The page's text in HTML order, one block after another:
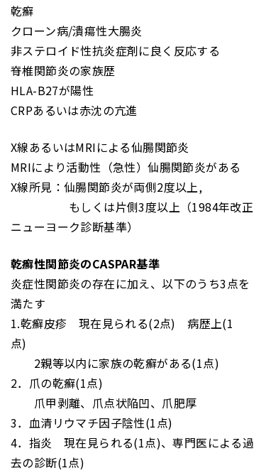
乾癬
クローン病/潰瘍性大腸炎
非ステロイド性抗炎症剤に良く反応する
脊椎関節炎の家族歴
HLA-B27が陽性
CRPあるいは赤沈の亢進
X線あるいはMRIによる仙腸関節炎
MRIにより活動性（急性）仙腸関節炎がある
X線所見：仙腸関節炎が両側2度以上,
もしくは片側3度以上（1984年改正
ニューヨーク診断基準）
乾癬性関節炎のCASPAR基準
炎症性関節炎の存在に加え、以下のうち3点を
満たす
1.乾癬皮疹 現在見られる(2点) 病歴上(1
点)
2親等以内に家族の乾癬がある(1点)
2．爪の乾癬(1点)
爪甲剥離、爪点状陥凹、爪肥厚
3．血清リウマチ因子陰性(1点)
4．指炎 現在見られる(1点)、専門医による過
去の診断(1点)